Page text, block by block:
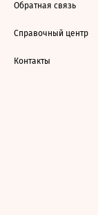
Обратная связь
Справочный центр
Контакты